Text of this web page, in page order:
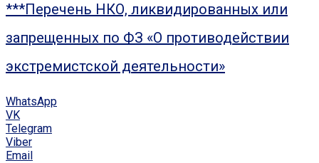
***Перечень НКО, ликвидированных или
запрещенных по ФЗ «О противодействии
экстремистской деятельности»
WhatsApp
VK
Telegram
Viber
Email